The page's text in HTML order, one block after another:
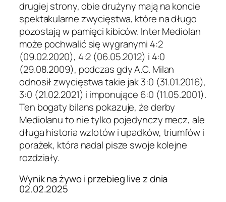
drugiej strony, obie drużyny mają na koncie
spektakularne zwycięstwa, które na długo
pozostają w pamięci kibiców. Inter Mediolan
może pochwalić się wygranymi 4:2
(09.02.2020), 4:2 (06.05.2012) i 4:0
(29.08.2009), podczas gdy A.C. Milan
odnosił zwycięstwa takie jak 3:0 (31.01.2016),
3:0 (21.02.2021) i imponujące 6:0 (11.05.2001).
Ten bogaty bilans pokazuje, że derby
Mediolanu to nie tylko pojedynczy mecz, ale
długa historia wzlotów i upadków, triumfów i
porażek, która nadal pisze swoje kolejne
rozdziały.
Wynik na żywo i przebieg live z dnia
02.02.2025